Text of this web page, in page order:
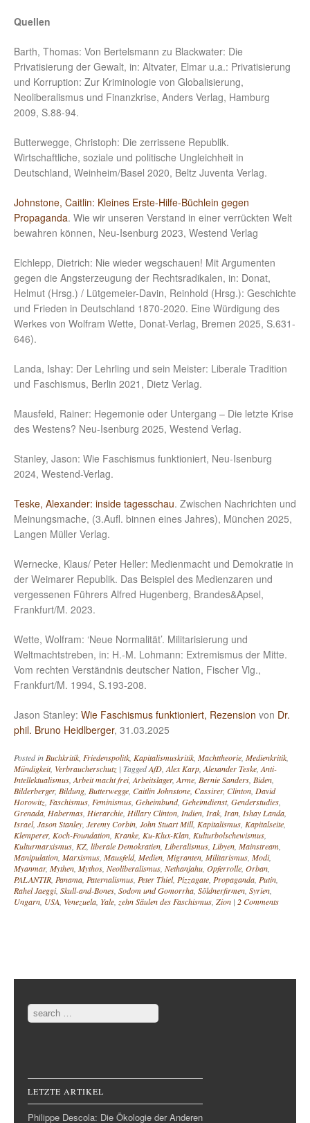
Quellen
Barth, Thomas: Von Bertelsmann zu Blackwater: Die
Privatisierung der Gewalt, in: Altvater, Elmar u.a.: Privatisierung
und Korruption: Zur Kriminologie von Globalisierung,
Neoliberalismus und Finanzkrise, Anders Verlag, Hamburg
2009, S.88-94.
Butterwegge, Christoph: Die zerrissene Republik.
Wirtschaftliche, soziale und politische Ungleichheit in
Deutschland, Weinheim/Basel 2020, Beltz Juventa Verlag.
Johnstone, Caitlin: Kleines Erste-Hilfe-Büchlein gegen
Propaganda. Wie wir unseren Verstand in einer verrückten Welt
bewahren können, Neu-Isenburg 2023, Westend Verlag
Elchlepp, Dietrich: Nie wieder wegschauen! Mit Argumenten
gegen die Angsterzeugung der Rechtsradikalen, in: Donat,
Helmut (Hrsg.) / Lütgemeier-Davin, Reinhold (Hrsg.): Geschichte
und Frieden in Deutschland 1870-2020. Eine Würdigung des
Werkes von Wolfram Wette, Donat-Verlag, Bremen 2025, S.631-
646).
Landa, Ishay: Der Lehrling und sein Meister: Liberale Tradition
und Faschismus, Berlin 2021, Dietz Verlag.
Mausfeld, Rainer: Hegemonie oder Untergang – Die letzte Krise
des Westens? Neu-Isenburg 2025, Westend Verlag.
Stanley, Jason: Wie Faschismus funktioniert, Neu-Isenburg
2024, Westend-Verlag.
Teske, Alexander: inside tagesschau. Zwischen Nachrichten und
Meinungsmache, (3.Aufl. binnen eines Jahres), München 2025,
Langen Müller Verlag.
Wernecke, Klaus/ Peter Heller: Medienmacht und Demokratie in
der Weimarer Republik. Das Beispiel des Medienzaren und
vergessenen Führers Alfred Hugenberg, Brandes&Apsel,
Frankfurt/M. 2023.
Wette, Wolfram: ‘Neue Normalität’. Militarisierung und
Weltmachtstreben, in: H.-M. Lohmann: Extremismus der Mitte.
Vom rechten Verständnis deutscher Nation, Fischer Vlg.,
Frankfurt/M. 1994, S.193-208.
Jason Stanley: Wie Faschismus funktioniert, Rezension von Dr.
phil. Bruno Heidlberger, 31.03.2025
Posted inBuchkritik, Friedenspolitk, Kapitalismuskritik, Machttheorie, Medienkritik,
Mündigkeit, Verbraucherschutz | TaggedAfD,Alex Karp,Alexander Teske,Anti-
Intellektualismus,Arbeit macht frei,Arbeitslager,Arme, Bernie Sanders, Biden,
Bilderberger, Bildung, Butterwegge, Caitlin Johnstone, Cassirer, Clinton, David
Horowitz, Faschismus, Feminismus, Geheimbund, Geheimdienst, Genderstudies,
Grenada, Habermas, Hierarchie, Hillary Clinton, Indien, Irak, Iran, Ishay Landa,
Israel, Jason Stanley, Jeremy Corbin, John Stuart Mill, Kapitalismus, Kapitalseite,
Klemperer, Koch-Foundation, Kranke, Ku-Klux-Klan, Kulturbolschewismus,
Kulturmarxismus, KZ, liberale Demokratien, Liberalismus, Libyen, Mainstream,
Manipulation, Marxismus, Mausfeld, Medien, Migranten, Militarismus, Modi,
Myanmar, Mythen, Mythos, Neoliberalismus, Nethanjahu, Opferrolle, Orban,
PALANTIR, Panama, Paternalismus, Peter Thiel, Pizzagate, Propaganda, Putin,
Rahel Jaeggi, Skull-and-Bones, Sodom und Gomorrha, Söldnerfirmen, Syrien,
Ungarn, USA, Venezuela, Yale, zehn Säulen des Faschismus, Zion | 2 Comments
Post navigation
Search
LETZTE ARTIKEL
Philippe Descola: Die Ökologie der Anderen